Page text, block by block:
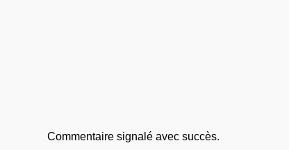
Commentaire signalé avec succès.